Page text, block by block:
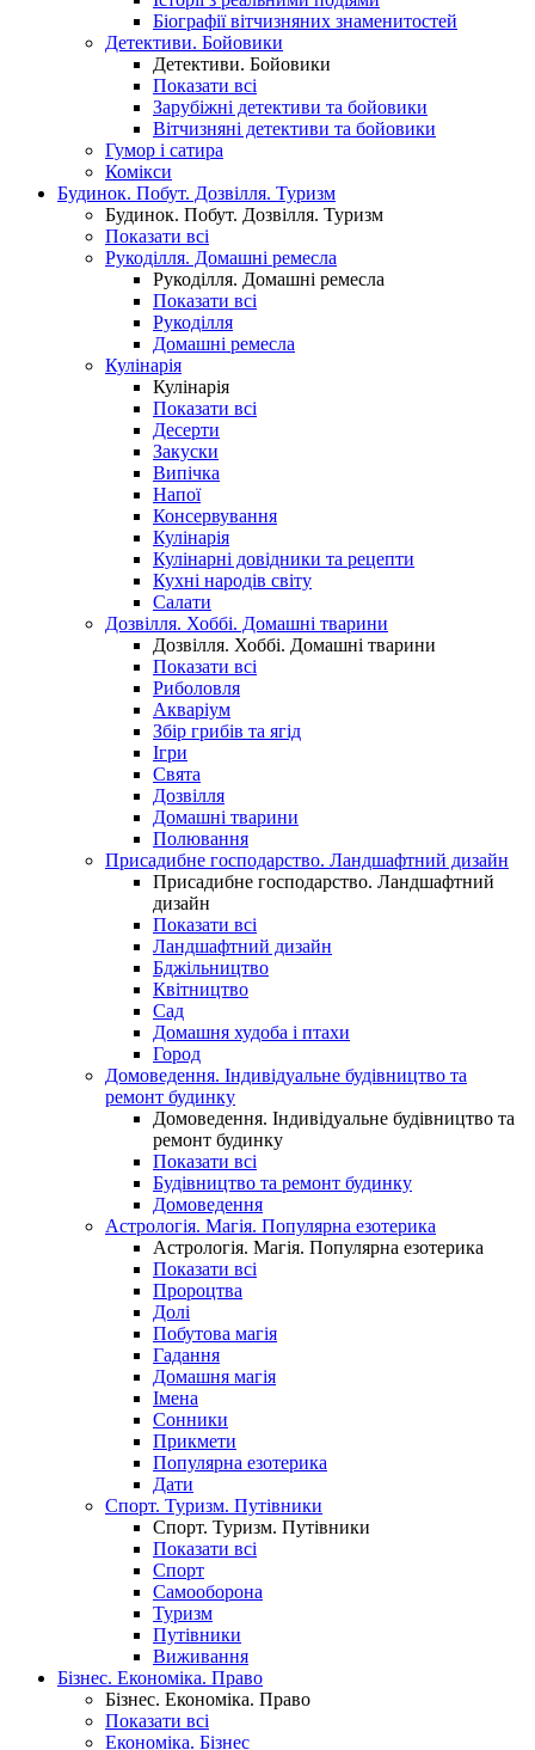
Біографії вітчизняних знаменитостей
Детективи. Бойовики
Детективи. Бойовики
Показати всі
Зарубіжні детективи та бойовики
Вітчизняні детективи та бойовики
Гумор і сатира
Комікси
Будинок. Побут. Дозвілля. Туризм
Будинок. Побут. Дозвілля. Туризм
Показати всі
Рукоділля. Домашні ремесла
Рукоділля. Домашні ремесла
Показати всі
Рукоділля
Домашні ремесла
Кулінарія
Кулінарія
Показати всі
Десерти
Закуски
Випічка
Напої
Консервування
Кулінарія
Кулінарні довідники та рецепти
Кухні народів світу
Салати
Дозвілля. Хоббі. Домашні тварини
Дозвілля. Хоббі. Домашні тварини
Показати всі
Риболовля
Акваріум
Збір грибів та ягід
Ігри
Свята
Дозвілля
Домашні тварини
Полювання
Присадибне господарство. Ландшафтний дизайн
Присадибне господарство. Ландшафтний
дизайн
Показати всі
Ландшафтний дизайн
Бджільництво
Квітництво
Сад
Домашня худоба і птахи
Город
Домоведення. Індивідуальне будівництво та
ремонт будинку
Домоведення. Індивідуальне будівництво та
ремонт будинку
Показати всі
Будівництво та ремонт будинку
Домоведення
Астрологія. Магія. Популярна езотерика
Астрологія. Магія. Популярна езотерика
Показати всі
Пророцтва
Долі
Побутова магія
Гадання
Домашня магія
Імена
Сонники
Прикмети
Популярна езотерика
Дати
Спорт. Туризм. Путівники
Спорт. Туризм. Путівники
Показати всі
Спорт
Самооборона
Туризм
Путівники
Виживання
Бізнес. Економіка. Право
Бізнес. Економіка. Право
Показати всі
Економіка. Бізнес